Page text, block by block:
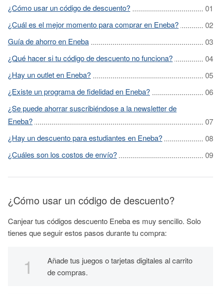
¿Cómo usar un código de descuento?
¿Cuál es el mejor momento para comprar en Eneba?
Guía de ahorro en Eneba
¿Qué hacer si tu código de descuento no funciona?
¿Hay un outlet en Eneba?
¿Existe un programa de fidelidad en Eneba?
¿Se puede ahorrar suscribiéndose a la newsletter de
Eneba?
¿Hay un descuento para estudiantes en Eneba?
¿Cuáles son los costos de envío?
¿Cómo usar un código de descuento?
Canjear tus códigos descuento Eneba es muy sencillo. Solo
tienes que seguir estos pasos durante tu compra:
Añade tus juegos o tarjetas digitales al carrito
de compras.